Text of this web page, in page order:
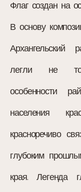
Флаг создан на
В основу
Архангельский
легли не
особенности
населения
красноречиво
глубоким
края. Легенда